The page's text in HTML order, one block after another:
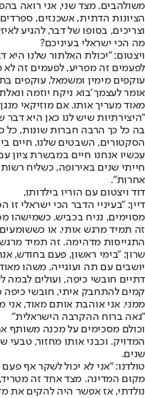
משולהבים. מצד שני, אני רואה
הציונות הדתית, אשכנזים, ספרדים,
וצריכים, בסופו של דבר, להגיע
מה הכי ישראלי בעיניכם?
ויצטום: "יכולת האלתור שלנו היא
לפעמים זה מפריע, לפעמים זה
עוקפים מימין ומשמאל, עוקפים
אומר לעצמך 'בוא ניקח יוזמה
מאוד מעריך אותו. אם מוזיקאי
"היצירתיות שיש לנו כאן היא
בה כל כך הרבה חברות שונות, כל
הסקטורים, השבטים שלנו, חיים
עכשיו אנחנו חיים במבשרת ציון
חייתי שנים באירופה, כשליח
אחרות".
דוד ויצטום עם הוריו בילדותו,
דיין: "בעיניי הדבר הכי ישראלי
מסוימים, נניח בכביש. כשמישהו
זה תמיד מרגש אותי. או
התגייסות מדהימה. זה תמיד
שרון: "בימי ראשון, פעם בחודש,
יושבים עם תה ועוגייה, משהו
דתיים חובשי כיפה, ועולים לבמה
קמים להתחבק איתי, חובשי כיפה
ממני. אני אוהבת אותם מאוד,
"גאה ברוח ההקרבה הישראלית"
וכולם מסכימים על מכנה משותף
המדויק. וכבני אותו מחזור,
שנים.
טולדנו: "אני לא יכול לשקר אף פעם
מקום המדינה. מצד אחד זה מטריד,
נולדתי, אז אפשר היה להקים את